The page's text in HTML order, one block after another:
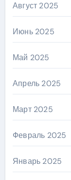
Август 2025
Июнь 2025
Май 2025
Апрель 2025
Март 2025
Февраль 2025
Январь 2025